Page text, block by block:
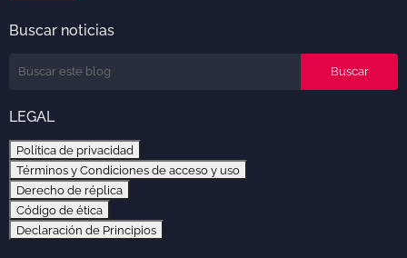
Buscar noticias
LEGAL
Política de privacidad
Términos y Condiciones de acceso y uso
Derecho de réplica
Código de ética
Declaración de Principios